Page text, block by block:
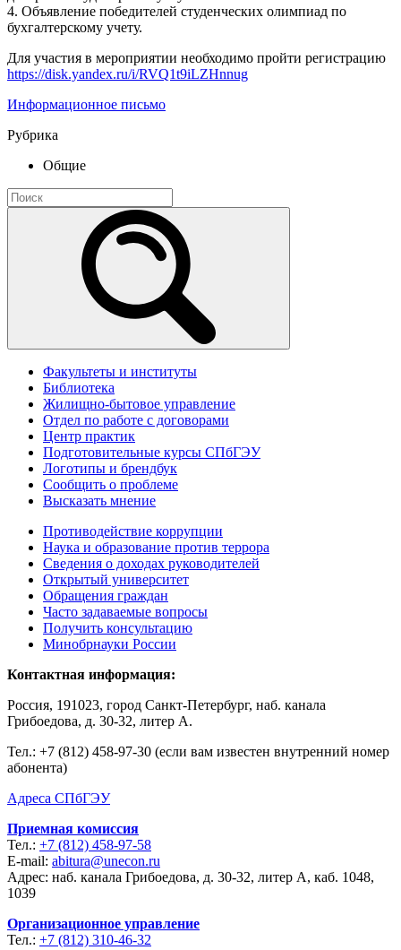
4. Объявление победителей студенческих олимпиад по
бухгалтерскому учету.
Для участия в мероприятии необходимо пройти регистрацию
https://disk.yandex.ru/i/RVQ1t9iLZHnnug
Информационное письмо
Рубрика
Общие
Факультеты и институты
Библиотека
Жилищно-бытовое управление
Отдел по работе с договорами
Центр практик
Подготовительные курсы СПбГЭУ
Логотипы и брендбук
Сообщить о проблеме
Высказать мнение
Противодействие коррупции
Наука и образование против террора
Сведения о доходах руководителей
Открытый университет
Обращения граждан
Часто задаваемые вопросы
Получить консультацию
Минобрнауки России
Контактная информация:
Россия, 191023, город Санкт-Петербург, наб. канала
Грибоедова, д. 30-32, литер А.
Тел.: +7 (812) 458-97-30 (если вам известен внутренний номер
абонента)
Адреса СПбГЭУ
Приемная комиссия
Тел.: +7 (812) 458-97-58
E-mail: abitura@unecon.ru
Адрес: наб. канала Грибоедова, д. 30-32, литер А, каб. 1048,
1039
Организационное управление
Тел.: +7 (812) 310-46-32